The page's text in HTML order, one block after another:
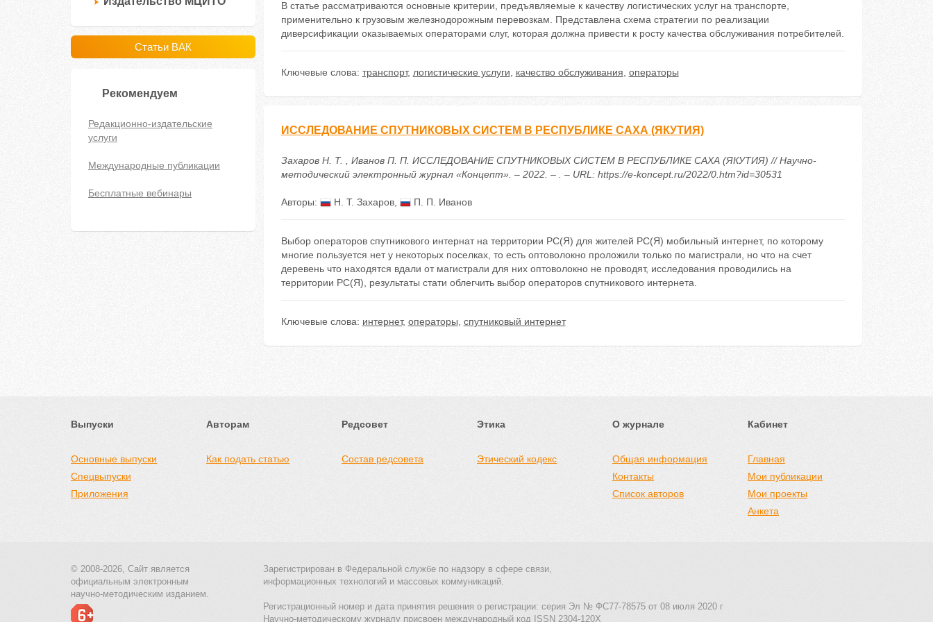
Статьи ВАК
Рекомендуем
Редакционно-издательские
услуги
Международные публикации
Бесплатные вебинары
В статье рассматриваются основные критерии, предъявляемые к качеству логистических услуг на транспорте,
применительно к грузовым железнодорожным перевозкам. Представлена схема стратегии по реализации
диверсификации оказываемых операторами слуг, которая должна привести к росту качества обслуживания потребителей.
Ключевые слова: транспорт, логистические услуги качество обслуживания операторы
ИССЛЕДОВАНИЕ СПУТНИКОВЫХ СИСТЕМ В РЕСПУБЛИКЕ САХА (ЯКУТИЯ)
Захаров Н. Т. , Иванов П. П. ИССЛЕДОВАНИЕ СПУТНИКОВЫХ СИСТЕМ В РЕСПУБЛИКЕ САХА (ЯКУТИЯ) // Научно-
методический электронный журнал «Концепт». – 2022. – . – URL: https://e-koncept.ru/2022/0.htm?id=30531
Авторы: Н. Т. Захаров, П. П. Иванов
Выбор операторов спутникового интернат на территории РС(Я) для жителей РС(Я) мобильный интернет, по которому
многие пользуется нет у некоторых поселках, то есть оптоволокно проложили только по магистрали, но что на счет
деревень что находятся вдали от магистрали для них оптоволокно не проводят, исследования проводились на
территории РС(Я), результаты стати облегчить выбор операторов спутникового интернета.
Ключевые слова: интернет, операторы спутниковый интернет
Выпуски
Основные выпуски
Спецвыпуски
Приложения
Авторам
Как подать статью
Редсовет
Состав редсовета
Этика
Этический кодекс
О журнале
Общая информация
Контакты
Список авторов
Кабинет
Главная
Мои публикации
Мои проекты
Анкета
© 2008-2026, Сайт является
официальным электронным
научно-методическим изданием.
Зарегистрирован в Федеральной службе по надзору в сфере связи,
информационных технологий и массовых коммуникаций.
Регистрационный номер и дата принятия решения о регистрации: серия Эл № ФС77-78575 от 08 июля 2020 г
Научно-методическому журналу присвоен международный код ISSN 2304-120X